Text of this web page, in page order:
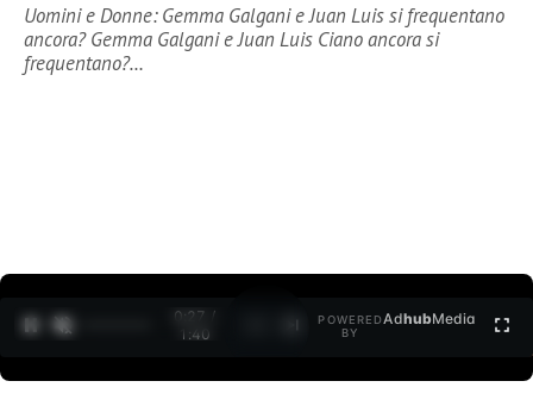
Uomini e Donne: Gemma Galgani e Juan Luis si frequentano
ancora? Gemma Galgani e Juan Luis Ciano ancora si
frequentano?…
0:27 /
1:40
POWERED
BY
AdhubMedia